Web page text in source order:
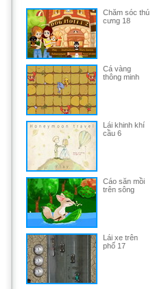
Chăm sóc thú
cưng 18
Cá vàng
thông minh
Lái khinh khí
cầu 6
Cáo săn mồi
trên sông
Lái xe trên
phố 17